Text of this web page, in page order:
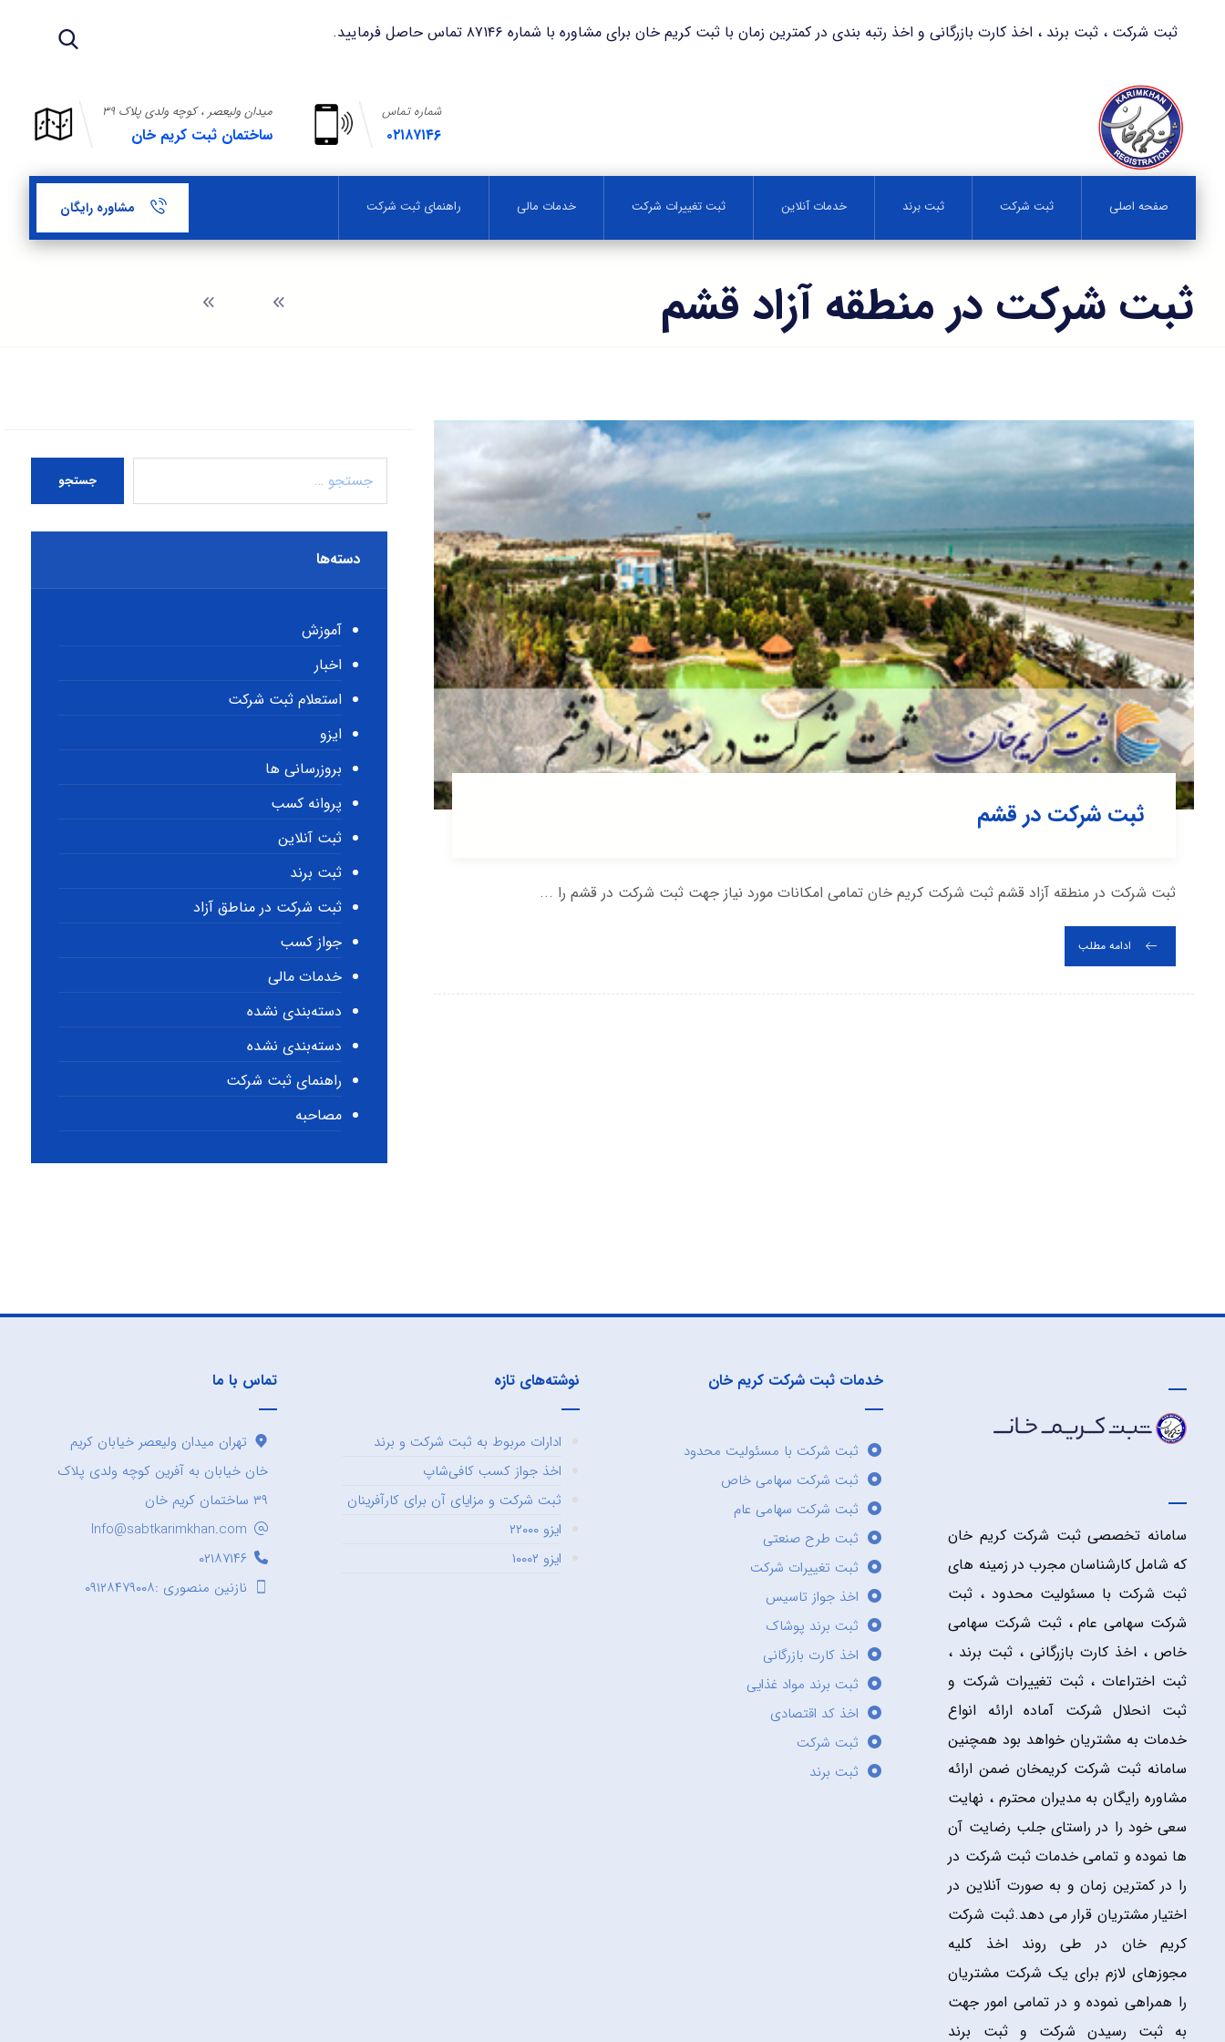
ثبت شرکت ، ثبت برند ، اخذ کارت بازرگانی و اخذ رتبه بندی در کمترین زمان با ثبت کریم خان برای مشاوره با شماره ۸۷۱۴۶ تماس حاصل فرمایید.
میدان ولیعصر ، کوچه ولدی پلاک ۳۹
ساختمان ثبت کریم خان
شماره تماس
۰۲۱۸۷۱۴۶
صفحه اصلی ثبت شرکت ثبت برند خدمات آنلاین ثبت تغییرات شرکت خدمات مالی راهنمای ثبت شرکت مشاوره رایگان
ثبت شرکت در منطقه آزاد قشم
ثبت شرکت در قشم
ثبت شرکت در منطقه آزاد قشم ثبت شرکت کریم خان تمامی امکانات مورد نیاز جهت ثبت شرکت در قشم را ...
ادامه مطلب
جستجو
دسته‌ها
آموزش
اخبار
استعلام ثبت شرکت
ایزو
بروزرسانی ها
پروانه کسب
ثبت آنلاین
ثبت برند
ثبت شرکت در مناطق آزاد
جواز کسب
خدمات مالی
دسته‌بندی نشده
دسته‌بندی نشده
راهنمای ثبت شرکت
مصاحبه
سامانه تخصصی ثبت شرکت کریم خان
که شامل کارشناسان مجرب در زمینه های
ثبت شرکت با مسئولیت محدود ، ثبت
شرکت سهامی عام ، ثبت شرکت سهامی
خاص ، اخذ کارت بازرگانی ، ثبت برند ،
ثبت اختراعات ، ثبت تغییرات شرکت و
ثبت انحلال شرکت آماده ارائه انواع
خدمات به مشتریان خواهد بود همچنین
سامانه ثبت شرکت کریمخان ضمن ارائه
مشاوره رایگان به مدیران محترم ، نهایت
سعی خود را در راستای جلب رضایت آن
ها نموده و تمامی خدمات ثبت شرکت در
را در کمترین زمان و به صورت آنلاین در
اختیار مشتریان قرار می دهد.ثبت شرکت
کریم خان در طی روند اخذ کلیه
مجوزهای لازم برای یک شرکت مشتریان
را همراهی نموده و در تمامی امور جهت
به ثبت رسیدن شرکت و ثبت برند
خدمات ثبت شرکت کریم خان
ثبت شرکت با مسئولیت محدود
ثبت شرکت سهامی خاص
ثبت شرکت سهامی عام
ثبت طرح صنعتی
ثبت تغییرات شرکت
اخذ جواز تاسیس
ثبت برند پوشاک
اخذ کارت بازرگانی
ثبت برند مواد غذایی
اخذ کد اقتصادی
ثبت شرکت
ثبت برند
نوشته‌های تازه
ادارات مربوط به ثبت شرکت و برند
اخذ جواز کسب کافی‌شاپ
ثبت شرکت و مزایای آن برای کارآفرینان
ایزو ۲۲۰۰۰
ایزو ۱۰۰۰۲
تماس با ما
تهران میدان ولیعصر خیابان کریم
خان خیابان به آفرین کوچه ولدی پلاک
۳۹ ساختمان کریم خان
Info@sabtkarimkhan.com
۰۲۱۸۷۱۴۶
نازنین منصوری :۰۹۱۲۸۴۷۹۰۰۸